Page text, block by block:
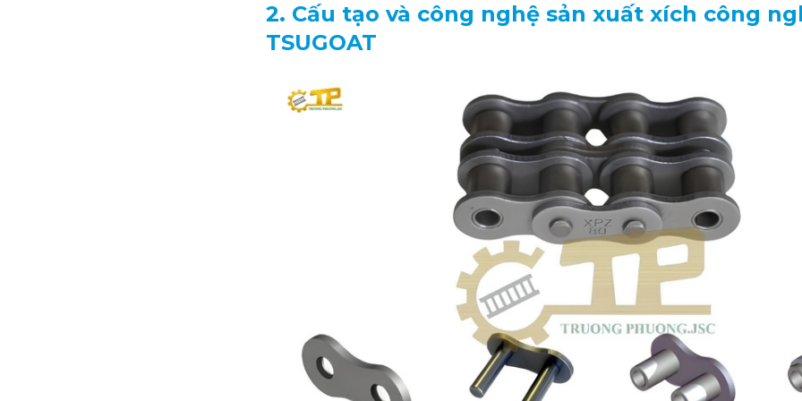
2. Cấu tạo và công nghệ sản xuất xích công
TSUGOAT